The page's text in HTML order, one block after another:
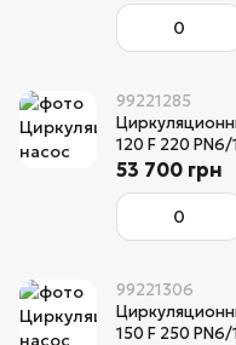
99221285
120 F 220
53 700 грн
99221306
150 F 250